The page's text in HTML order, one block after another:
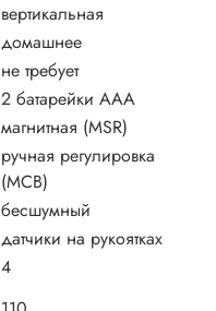
вертикальная
домашнее
не требует
2 батарейки AAA
магнитная (MSR)
ручная регулировка
(MCB)
бесшумный
датчики на рукоятках
4